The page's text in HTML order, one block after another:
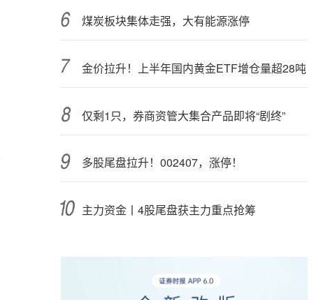
煤炭板块集体走强，大有能源涨停
金价拉升！上半年国内黄金ETF增仓量超28吨
仅剩1只，券商资管大集合产品即将“剧终”
多股尾盘拉升！002407，涨停！
主力资金丨4股尾盘获主力重点抢筹